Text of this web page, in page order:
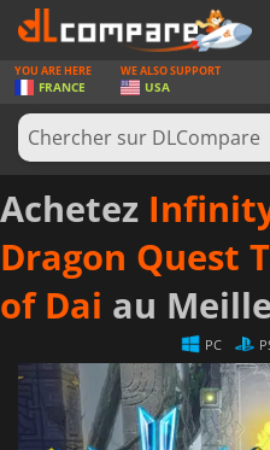
JEUX
CARTES PRÉPAYÉES
LOGICIELS
CONCOURS
MATÉRIEL
NEWS
SE CONNECTER OU S'INSCRIRE
YOU ARE HERE
FRANCE
WE ALSO SUPPORT
USA
Achetez
Dragon Quest
of Dai au
PC